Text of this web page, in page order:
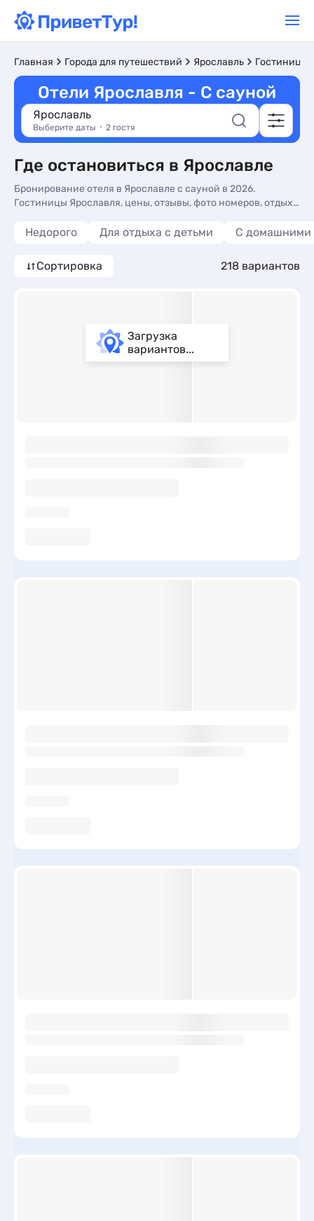
Главная Города для путешествий Ярославль Гостиницы
Отели Ярославля - С сауной
Ярославль
Выберите даты 2 гостя
Где остановиться в Ярославле
Бронирование отеля в Ярославле с сауной в 2026.
Гостиницы Ярославля, цены, отзывы, фото номеров, отдых
Недорого Для отдыха с детьми С
Сортировка 218 вариантов
Загрузка
вариантов...